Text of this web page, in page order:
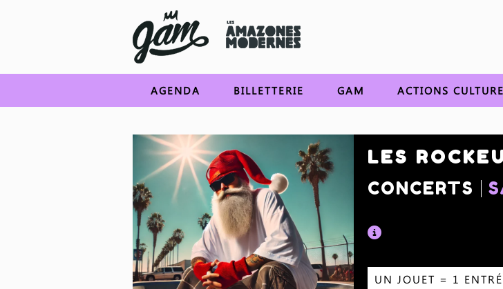
Aller au
AGENDA BILLETTERIE GAM ACTIONS
LES
CONCERTS
UN JOUET = 1